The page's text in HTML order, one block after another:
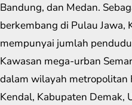
Bandung, dan Medan.
berkembang di Pulau Jawa,
mempunyai jumlah
Kawasan mega-urban
dalam wilayah metropolitan
Kendal, Kabupaten Demak,